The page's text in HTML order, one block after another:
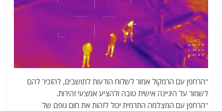
"הרחפן עם הרמקול אמור לשלוח הודעות לתושבים, להזכיר להם
לשמור על היגיינה אישית טובה ולהציע אמצעי זהירות.
"הרחפן עם המצלמה התרמית יכול לזהות את חום גופם של